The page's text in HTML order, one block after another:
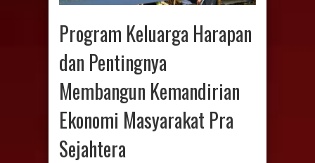
Program Keluarga Harapan
dan Pentingnya
Membangun Kemandirian
Ekonomi Masyarakat Pra
Sejahtera